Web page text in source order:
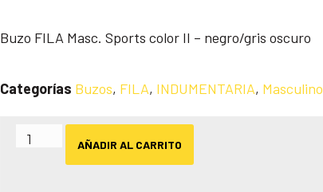
Buzo FILA Masc. Sports color II – negro/gris oscuro
Categorías Buzos, FILA, INDUMENTARIA, Masculino
AÑADIR AL CARRITO